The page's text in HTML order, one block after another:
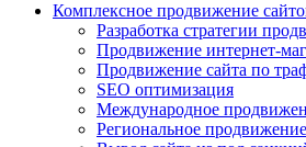
Комплексное продвижение
Разработка стратегии
Продвижение интернет-
Продвижение сайта по
SEO оптимизация
Международное
Региональное продвижение